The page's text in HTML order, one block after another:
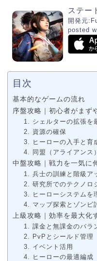
ステー
開発元:
posted
目次
基本的なゲームの流れ
序盤攻略｜初心者がまず
1. シェルターの拡張を
2. 資源の確保
3. ヒーローの入手と育
4. 同盟（アライアンス
中盤攻略｜戦力を一気に
1. 兵士の訓練と階級ア
2. 研究所でのテクノロ
3. ヒーローシステムを
4. マップ探索とゾンビ
上級攻略｜効率を最大化
1. 課金と無課金のバラ
2. PvPとシールド管理
3. イベント活用
4. ヒーローの最適編成